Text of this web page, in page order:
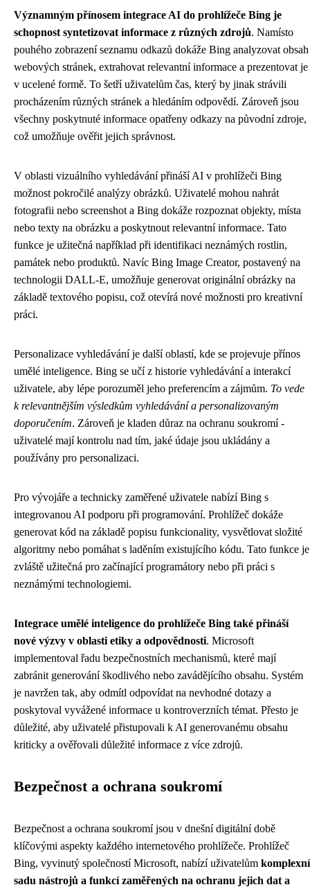
Významným přínosem integrace AI do prohlížeče Bing je
schopnost syntetizovat informace z různých zdrojů. Namísto
pouhého zobrazení seznamu odkazů dokáže Bing analyzovat obsah
webových stránek, extrahovat relevantní informace a prezentovat je
v ucelené formě. To šetří uživatelům čas, který by jinak strávili
procházením různých stránek a hledáním odpovědí. Zároveň jsou
všechny poskytnuté informace opatřeny odkazy na původní zdroje,
což umožňuje ověřit jejich správnost.
V oblasti vizuálního vyhledávání přináší AI v prohlížeči Bing
možnost pokročilé analýzy obrázků. Uživatelé mohou nahrát
fotografii nebo screenshot a Bing dokáže rozpoznat objekty, místa
nebo texty na obrázku a poskytnout relevantní informace. Tato
funkce je užitečná například při identifikaci neznámých rostlin,
památek nebo produktů. Navíc Bing Image Creator, postavený na
technologii DALL-E, umožňuje generovat originální obrázky na
základě textového popisu, což otevírá nové možnosti pro kreativní
práci.
Personalizace vyhledávání je další oblastí, kde se projevuje přínos
umělé inteligence. Bing se učí z historie vyhledávání a interakcí
uživatele, aby lépe porozuměl jeho preferencím a zájmům. To vede
k relevantnějším výsledkům vyhledávání a personalizovaným
doporučením. Zároveň je kladen důraz na ochranu soukromí -
uživatelé mají kontrolu nad tím, jaké údaje jsou ukládány a
používány pro personalizaci.
Pro vývojáře a technicky zaměřené uživatele nabízí Bing s
integrovanou AI podporu při programování. Prohlížeč dokáže
generovat kód na základě popisu funkcionality, vysvětlovat složité
algoritmy nebo pomáhat s laděním existujícího kódu. Tato funkce je
zvláště užitečná pro začínající programátory nebo při práci s
neznámými technologiemi.
Integrace umělé inteligence do prohlížeče Bing také přináší
nové výzvy v oblasti etiky a odpovědnosti. Microsoft
implementoval řadu bezpečnostních mechanismů, které mají
zabránit generování škodlivého nebo zavádějícího obsahu. Systém
je navržen tak, aby odmítl odpovídat na nevhodné dotazy a
poskytoval vyvážené informace u kontroverzních témat. Přesto je
důležité, aby uživatelé přistupovali k AI generovanému obsahu
kriticky a ověřovali důležité informace z více zdrojů.
Bezpečnost a ochrana soukromí
Bezpečnost a ochrana soukromí jsou v dnešní digitální době
klíčovými aspekty každého internetového prohlížeče. Prohlížeč
Bing, vyvinutý společností Microsoft, nabízí uživatelům komplexní
sadu nástrojů a funkcí zaměřených na ochranu jejich dat a